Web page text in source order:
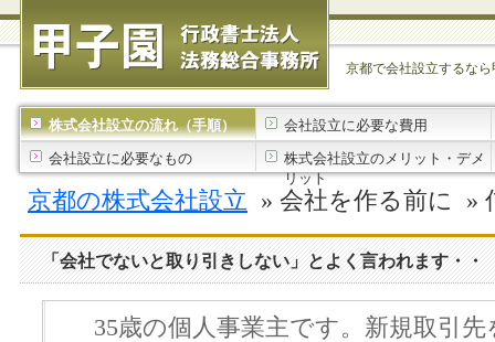
京都で会社設立するな
株式会社設立の流れ（手順）
会社設立に必要な費用
会社設立に必要なもの
株式会社設立のメリット・デメ
リット
京都の株式会社設立 » 会社を作る前に »
「会社でないと取り引きしない」とよく言われます・・
35歳の個人事業主です。新規取引